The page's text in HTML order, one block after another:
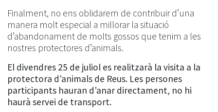
Finalment, no ens oblidarem de contribuir d’una
manera molt especial a millorar la situació
d’abandonament de molts gossos que tenim a les
nostres protectores d’animals.
El divendres 25 de juliol es realitzarà la visita a la
protectora d’animals de Reus. Les persones
participants hauran d’anar directament, no hi
haurà servei de transport.